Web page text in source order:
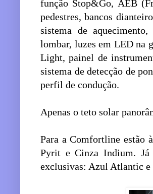
função Stop&Go, AEB
pedestres, bancos
sistema de
lombar, luzes em LED na
Light, painel de
sistema de detecção de
perfil de condução.
Apenas o teto solar
Para a Comfortline estão
Pyrit e Cinza Indium. Já
exclusivas: Azul Atlantic e